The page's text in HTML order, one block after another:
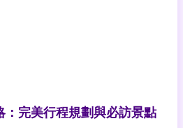
：完美行程規劃與必訪景點